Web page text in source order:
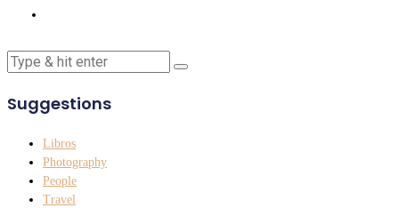
Suggestions
Libros
Photography
People
Travel